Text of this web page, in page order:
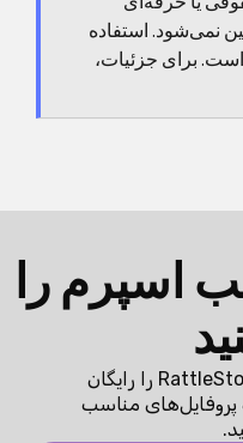
است. با این
از روی حس درونی یا
نمی‌شود. استفاده
برای جزئیات،
اسپرم را
اپلیکیشن اهدای اسپرم RattleStork را رایگان
پروفایل‌های مناسب